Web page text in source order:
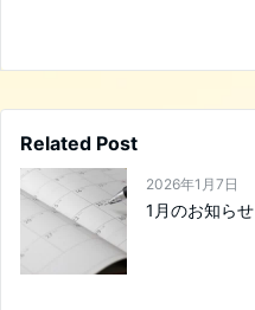
Related Post
2026年1月7日
1月のお知らせ